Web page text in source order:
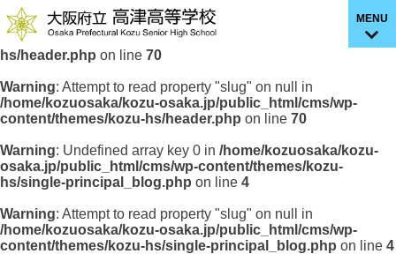
Warning: Undefined array key 0 in
/home/kozuosaka/kozu-
osaka.jp/public_html/cms/wp-content/themes/kozu-
hs/header.php on line 70
Warning: Attempt to read property "slug" on null in
/home/kozuosaka/kozu-osaka.jp/public_html/cms/wp-
content/themes/kozu-hs/header.php on line 70
MENU
Warning: Undefined array key 0 in /home/kozuosaka/kozu-
osaka.jp/public_html/cms/wp-content/themes/kozu-
hs/single-principal_blog.php on line 4
Warning: Attempt to read property "slug" on null in
/home/kozuosaka/kozu-osaka.jp/public_html/cms/wp-
content/themes/kozu-hs/single-principal_blog.php on line 4